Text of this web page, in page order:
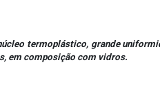
termoplástico, grande
em composição com vidros.